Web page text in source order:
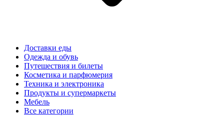
Доставки еды
Одежда и обувь
Путешествия и билеты
Косметика и парфюмерия
Техника и электроника
Продукты и супермаркеты
Мебель
Все категории